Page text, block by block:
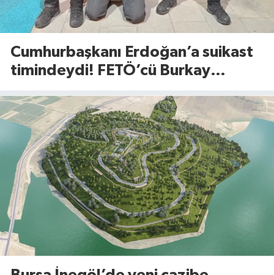
Cumhurbaşkanı Erdoğan’a suikast
timindeydi! FETÖ’cü Burkay